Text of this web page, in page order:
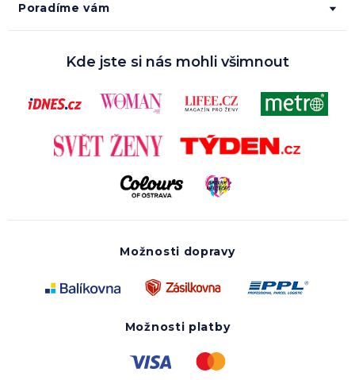
Poradíme vám
Kde jste si nás mohli všimnout
Možnosti dopravy
Možnosti platby